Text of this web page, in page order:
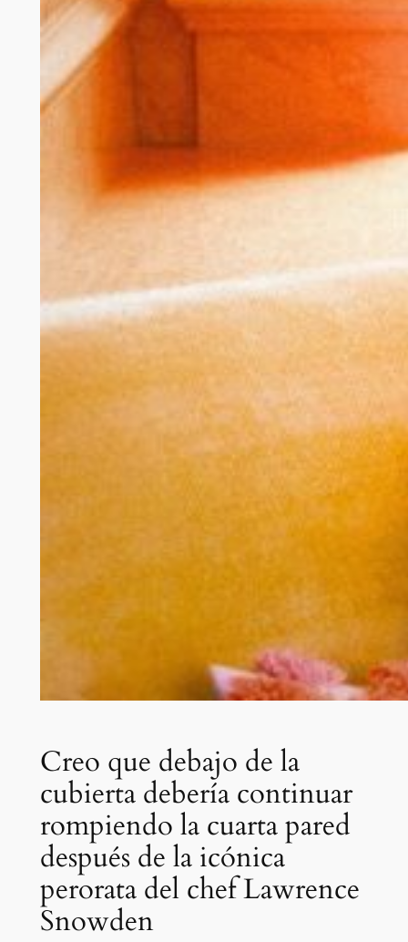
Creo que debajo de la
cubierta debería continuar
rompiendo la cuarta pared
después de la icónica
perorata del chef Lawrence
Snowden